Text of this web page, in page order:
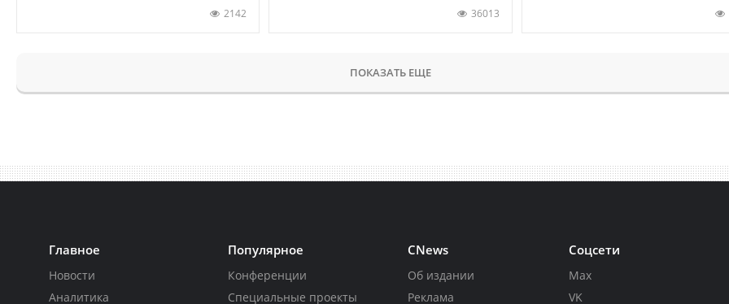
2142 36013
ПОКАЗАТЬ ЕЩЕ
Главное
Новости
Аналитика
Популярное
Конференции
Специальные проекты
CNews
Об издании
Реклама
Соцсети
Max
VK